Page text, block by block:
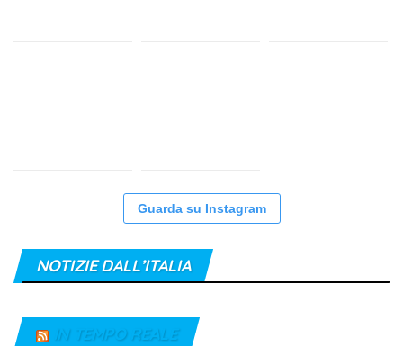
Guarda su Instagram
NOTIZIE DALL’ITALIA
IN TEMPO REALE